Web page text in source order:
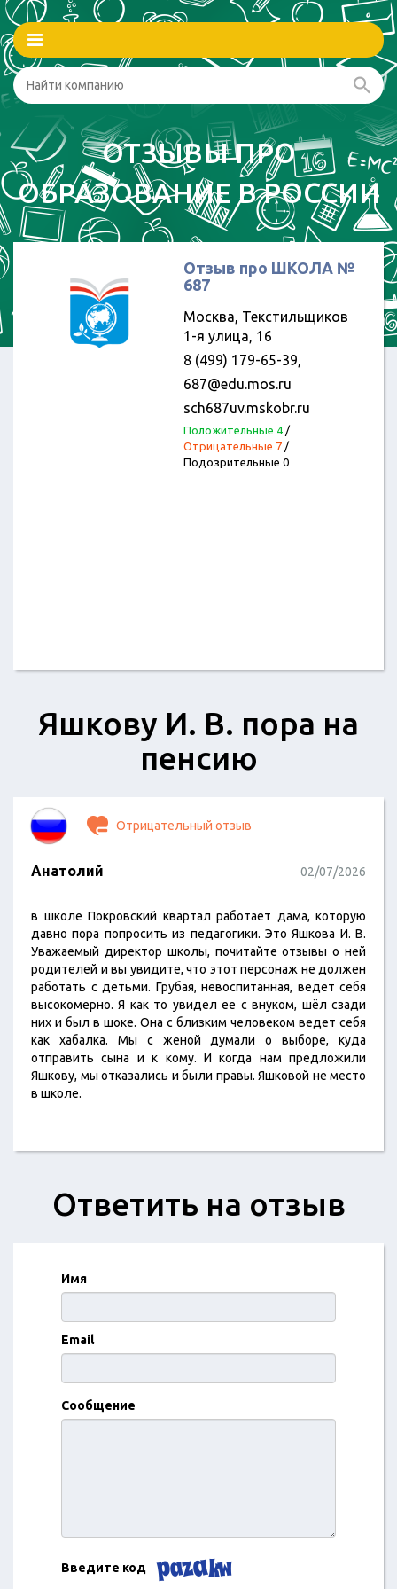
ОТЗЫВЫ ПРО
ОБРАЗОВАНИЕ В РОССИИ
Отзыв про ШКОЛА №
687
Москва, Текстильщиков
1-я улица, 16
8 (499) 179-65-39,
687@edu.mos.ru
sch687uv.mskobr.ru
Положительные 4/
Отрицательные 7/
Подозрительные 0
Яшкову И. В. пора на
пенсию
Отрицательный отзыв
Анатолий 02/07/2026
в школе Покровский квартал работает дама, которую
давно пора попросить из педагогики. Это Яшкова И. В.
Уважаемый директор школы, почитайте отзывы о ней
родителей и вы увидите, что этот персонаж не должен
работать с детьми. Грубая, невоспитанная, ведет себя
высокомерно. Я как то увидел ее с внуком, шёл сзади
них и был в шоке. Она с близким человеком ведет себя
как хабалка. Мы с женой думали о выборе, куда
отправить сына и к кому. И когда нам предложили
Яшкову, мы отказались и были правы. Яшковой не место
в школе.
Ответить на отзыв
Имя
Email
Сообщение
Введите код